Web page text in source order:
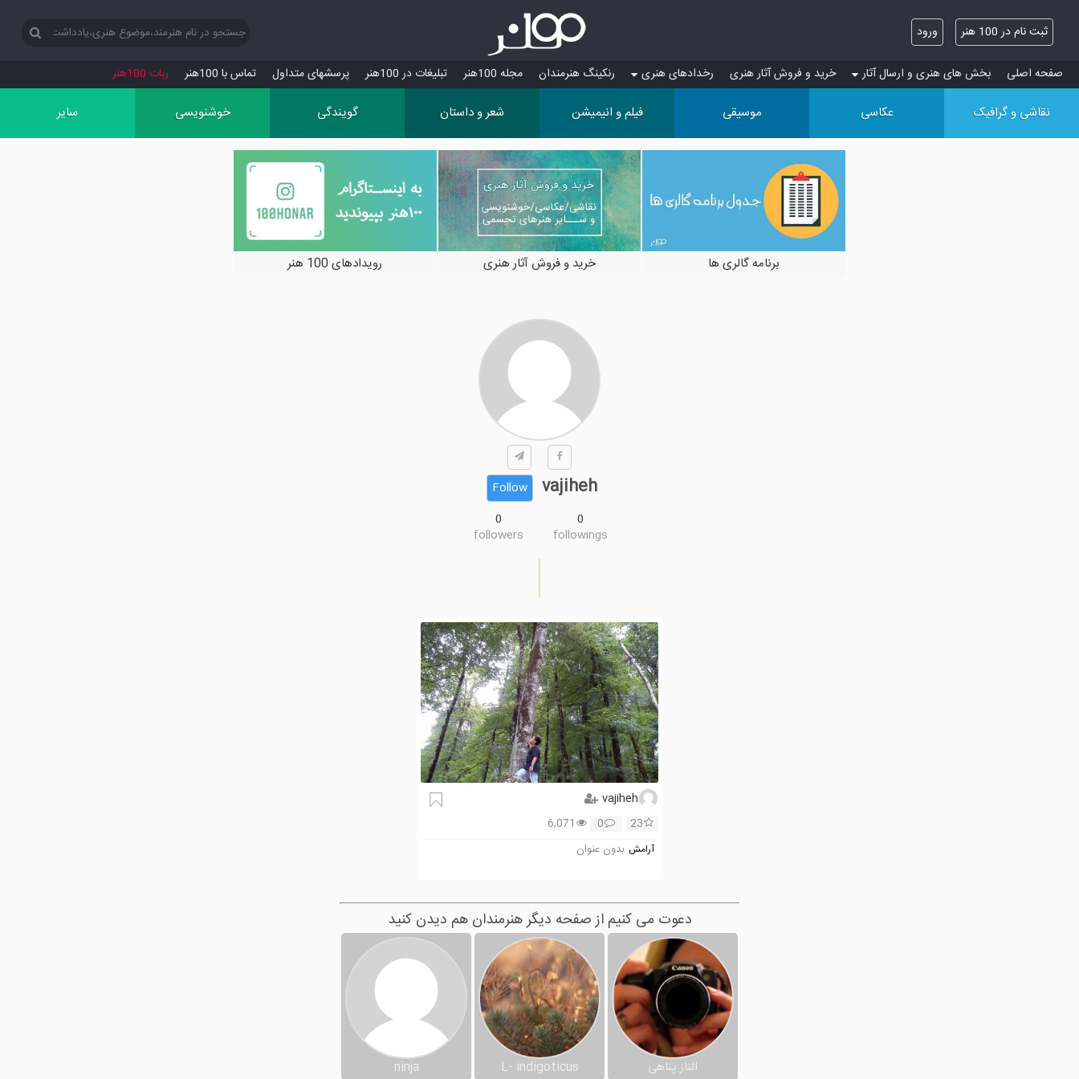
ثبت نام در 100 هنر ورود
صفحه اصلی بخش های هنری و ارسال آثار خرید و فروش آثار هنری رخدادهای هنری رنکینگ هنرمندان مجله 100هنر تبلیغات در 100هنر پرسش‏های متداول تماس با 100هنر ربات 100هنر
نقاشی و گرافیک عکاسی موسیقی فیلم و انیمیشن شعر و داستان گویندگی خوشنویسی سایر
رویدادهای 100 هنر خرید و فروش آثار هنری برنامه گالری ها
vajiheh
Follow
0
followings
0
followers
vajiheh
23
0
6,071
آرامش بدون عنوان
دعوت می کنیم از صفحه دیگر هنرمندان هم دیدن کنید
الناز پناهی L- indigoticus
ninja